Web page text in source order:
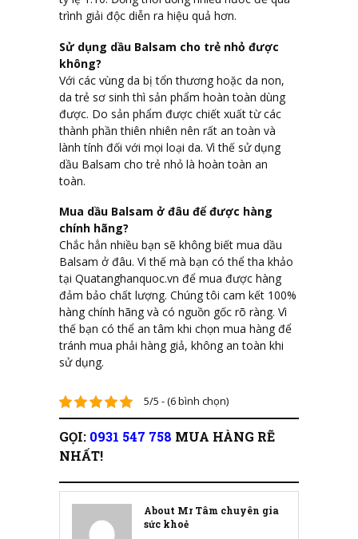
trình giải độc diễn ra hiệu quả hơn.
Sử dụng dầu Balsam cho trẻ nhỏ được
không?
Với các vùng da bị tổn thương hoặc da non,
da trẻ sơ sinh thì sản phẩm hoàn toàn dùng
được. Do sản phẩm được chiết xuất từ các
thành phần thiên nhiên nên rất an toàn và
lành tính đối với mọi loại da. Vì thế sử dụng
dầu Balsam cho trẻ nhỏ là hoàn toàn an
toàn.
Mua dầu Balsam ở đâu để được hàng
chính hãng?
Chắc hẳn nhiều bạn sẽ không biết mua dầu
Balsam ở đâu. Vì thế mà bạn có thể tha khảo
tại Quatanghanquoc.vn để mua được hàng
đảm bảo chất lượng. Chúng tôi cam kết 100%
hàng chính hãng và có nguồn gốc rõ ràng. Vì
thế bạn có thể an tâm khi chọn mua hàng để
tránh mua phải hàng giả, không an toàn khi
sử dụng.
5/5 - (6 bình chọn)
GỌI: 0931 547 758 MUA HÀNG RẼ
NHẤT!
About Mr Tâm chuyên gia
sức khoẻ